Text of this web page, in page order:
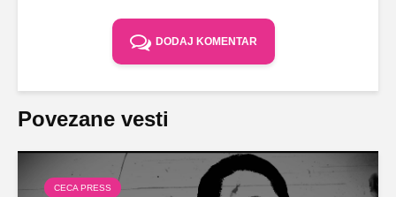
DODAJ KOMENTAR
Povezane vesti
CECA PRESS